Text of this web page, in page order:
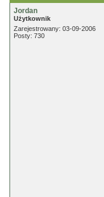
Jordan
Użytkownik
Zarejestrowany: 03-09-2006
Posty: 730